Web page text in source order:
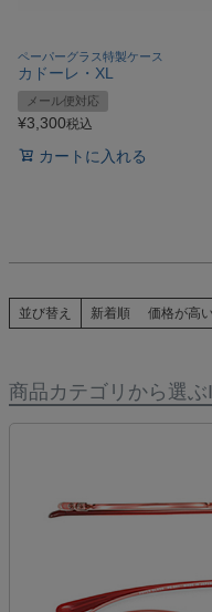
ペーパーグラス特製ケース
カドーレ・XL
メール便対応
¥3,300税込
カートに入れる
並び替え 新着順 価格が高
商品カテゴリから選ぶ